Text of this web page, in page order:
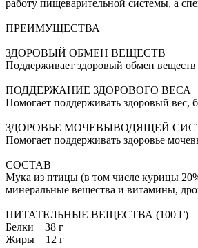
работу пищеварительной системы, а
ПРЕИМУЩЕСТВА
ЗДОРОВЫЙ ОБМЕН ВЕЩЕСТВ
Поддерживает здоровый обмен
ПОДДЕРЖАНИЕ ЗДОРОВОГО ВЕСА
Помогает поддерживать здоровый
ЗДОРОВЬЕ МОЧЕВЫВОДЯЩЕЙ
Помогает поддерживать здоровье
СОСТАВ
Мука из птицы (в том числе курицы
минеральные вещества и витамины,
ПИТАТЕЛЬНЫЕ ВЕЩЕСТВА (100 Г)
Белки 38 г
Жиры 12 г